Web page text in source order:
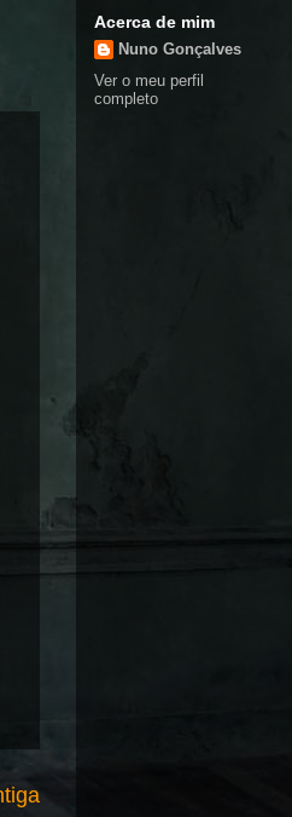
Acerca de mim
Nuno Gonçalves
Ver o meu perfil
completo